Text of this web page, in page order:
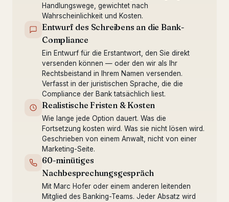
Handlungswege, gewichtet nach
Wahrscheinlichkeit und Kosten.
Entwurf des Schreibens an die Bank-
Compliance
Ein Entwurf für die Erstantwort, den Sie direkt
versenden können — oder den wir als Ihr
Rechtsbeistand in Ihrem Namen versenden.
Verfasst in der juristischen Sprache, die die
Compliance der Bank tatsächlich liest.
Realistische Fristen & Kosten
Wie lange jede Option dauert. Was die
Fortsetzung kosten wird. Was sie nicht lösen wird.
Geschrieben von einem Anwalt, nicht von einer
Marketing-Seite.
60-minütiges
Nachbesprechungsgespräch
Mit Marc Hofer oder einem anderen leitenden
Mitglied des Banking-Teams. Jeder Absatz wird